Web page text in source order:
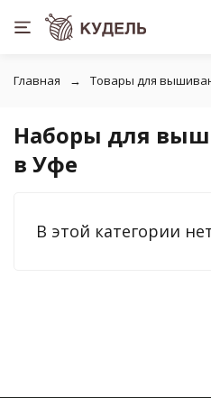
Главная Товары для
Наборы для
в Уфе
В этой категории